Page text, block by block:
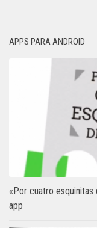
APPS PARA ANDROID
«Por cuatro
app